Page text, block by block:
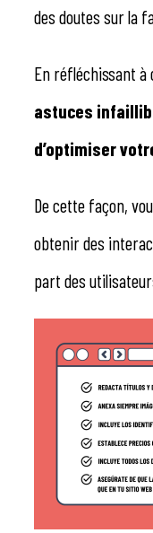
des doutes sur la
En réfléchissant à
astuces
d’optimiser
De cette façon,
obtenir des
part des